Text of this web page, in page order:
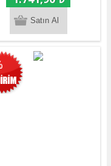
spary+ After sun spray